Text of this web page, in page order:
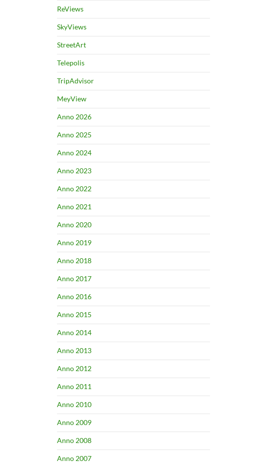
ReViews
SkyViews
StreetArt
Telepolis
TripAdvisor
MeyView
Anno 2026
Anno 2025
Anno 2024
Anno 2023
Anno 2022
Anno 2021
Anno 2020
Anno 2019
Anno 2018
Anno 2017
Anno 2016
Anno 2015
Anno 2014
Anno 2013
Anno 2012
Anno 2011
Anno 2010
Anno 2009
Anno 2008
Anno 2007